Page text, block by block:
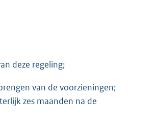
deze regeling;
van de voorzieningen;
zes maanden na de